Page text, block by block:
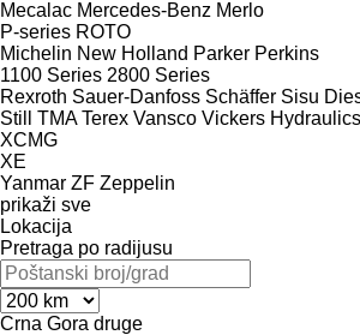
Mecalac Mercedes-Benz Merlo
P-series ROTO
Michelin New Holland Parker Perkins
1100 Series 2800 Series
Rexroth Sauer-Danfoss Schäffer Sisu
Still
TMA Terex Vansco Vickers Hydraulics
XCMG
XE
Yanmar ZF Zeppelin
prikaži sve
Lokacija
Pretraga po radijusu
Crna Gora druge